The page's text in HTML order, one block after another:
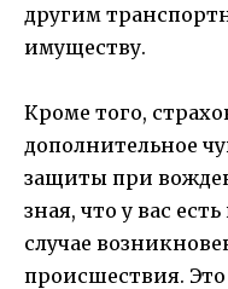
другим
имуществу.
Кроме того,
дополнительное
защиты при
зная, что у вас
случае
происшествия.